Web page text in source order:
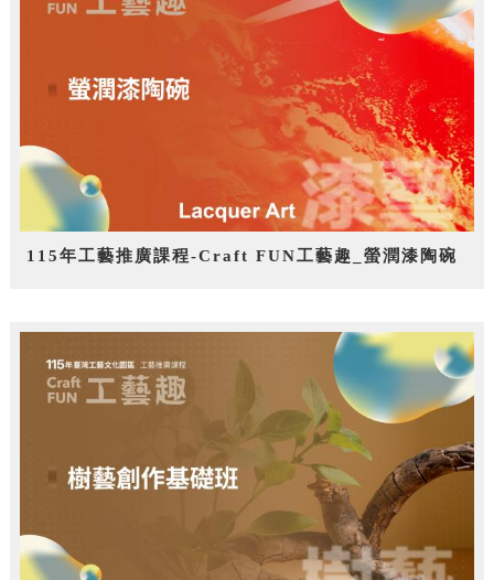
115年工藝推廣課程-Craft FUN工藝趣_螢潤漆陶碗